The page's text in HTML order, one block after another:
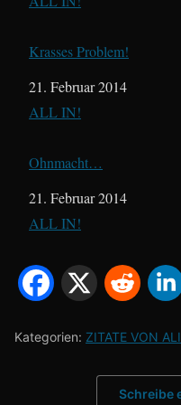
Krasses Problem!
Datum
21. Februar 2014
In Bezug auf
ALL IN!
Ohnmacht…
Datum
21. Februar 2014
In Bezug auf
ALL IN!
Kategorien: ZITATE VON
Schreibe